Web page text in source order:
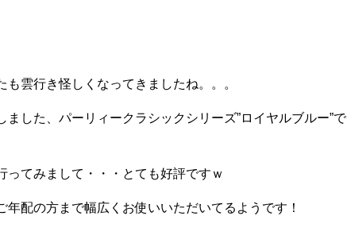
雲行き怪しくなってきましたね。。。
ました、パーリィークラシックシリーズ”ロイヤルブルー”で
ってみまして・・・とても好評ですｗ
配の方まで幅広くお使いいただいてるようです！